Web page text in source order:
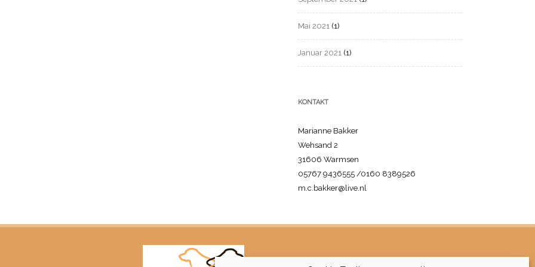
Mai 2021 (1)
Januar 2021 (1)
KONTAKT
Marianne Bakker
Wehsand 2
31606 Warmsen
05767 9436555 /0160 8389526
m.c.bakker@live.nl